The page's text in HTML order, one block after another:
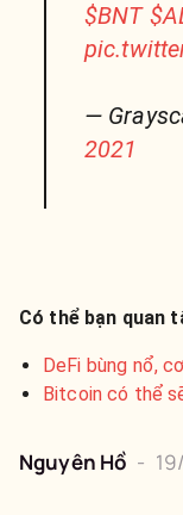
$BNT
—
2021
Có thể bạn quan
DeFi bùng nổ,
Bitcoin có thể
Nguyên Hồ -